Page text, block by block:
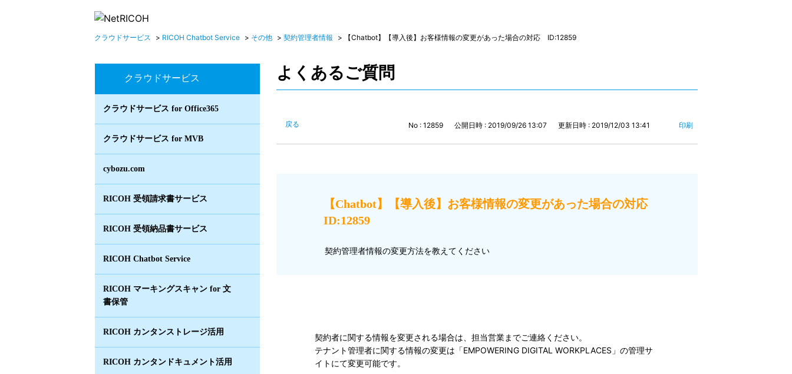
クラウドサービス > RICOH Chatbot Service > その他 > 契約管理者情報 > 【Chatbot】【導入後】お客様情報の変更があった場合の対応 ID:12859
クラウドサービス
クラウドサービス for Office365
クラウドサービス for MVB
cybozu.com
RICOH 受領請求書サービス
RICOH 受領納品書サービス
RICOH Chatbot Service
RICOH マーキングスキャン for 文
書保管
RICOH カンタンストレージ活用
RICOH カンタンドキュメント活用
よくあるご質問
戻る No : 12859 公開日時 : 2019/09/26 13:07 更新日時 : 2019/12/03 13:41 印刷
【Chatbot】【導入後】お客様情報の変更があった場合の対応
ID:12859
契約管理者情報の変更方法を教えてください
契約者に関する情報を変更される場合は、担当営業までご連絡ください。
テナント管理者に関する情報の変更は「EMPOWERING DIGITAL WORKPLACES」の管理サ
イトにて変更可能です。